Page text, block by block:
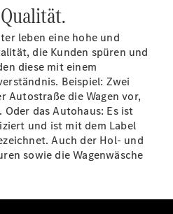
leben eine hohe und
die Kunden spüren und
diese mit einem
Beispiel: Zwei
Autostraße die Wagen vor,
das Autohaus: Es ist
und ist mit dem Label
Auch der Hol- und
sowie die Wagenwäsche